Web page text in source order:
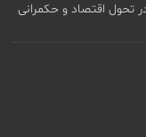
اقتصاد و حکمرانی